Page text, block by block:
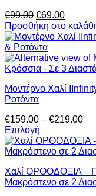
επιλογές
μπορούν
να
επιλεγούν
στη
σελίδα
προϊόντος
€99.00 Original
price
was:
€99.00.
€69.00Η
τιμή
€69.00.
Προσθήκη στο καλάθι
Μοντέρνο Χαλί
Ροτόντα
€159.00 – €219.00
Επιλογή
Αυτό
το
έχει
πολλαπλές
Χαλί ΟΡΘΟΔΟΞΙΑ –
Μακρόστενο σε 2